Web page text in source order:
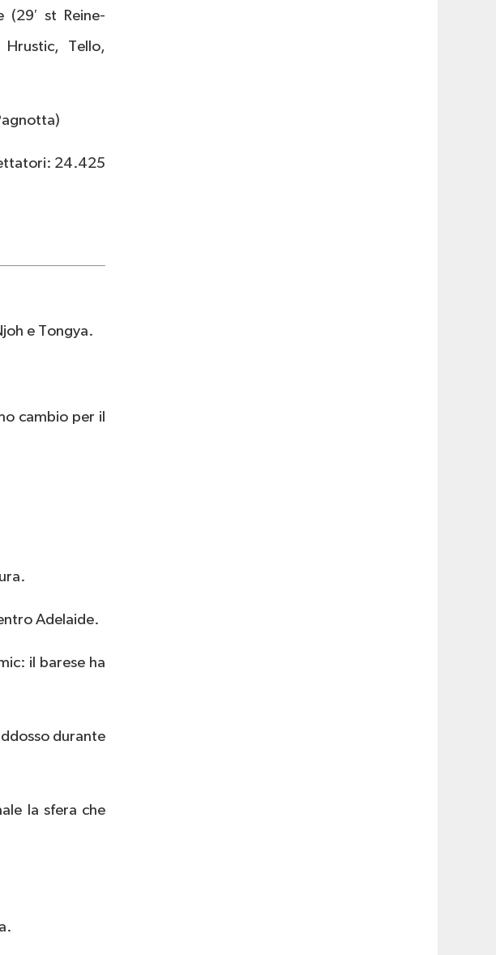
(29′ st Reine-
Tello,
24.425
e Tongya.
cambio per il
Adelaide.
il barese ha
durante
la sfera che